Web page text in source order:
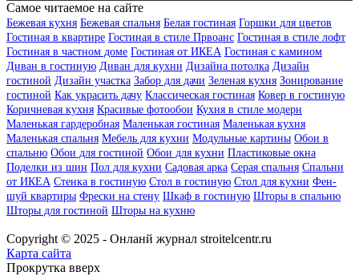
Самое читаемое на сайте
Бежевая кухня Бежевая спальня Белая гостиная Горшки для цветов
Гостиная в квартире Гостиная в стиле Првоанс Гостиная в стиле лофт
Гостиная в частном доме Гостиная от ИКЕА Гостиная с камином
Диван в гостиную Диван для кухни Дизайна потолка Дизайн
гостиной Дизайн участка Забор для дачи Зеленая кухня Зонирование
гостиной Как украсить дачу Классическая гостиная Ковер в гостиную
Коричневая кухня Красивые фотообои Кухня в стиле модерн
Маленькая гардеробная Маленькая гостиная Маленькая кухня
Маленькая спальня Мебель для кухни Модульные картины Обои в
спальню Обои для гостиной Обои для кухни Пластиковые окна
Поделки из шин Пол для кухни Садовая арка Серая спальня Спальни
от ИКЕА Стенка в гостиную Стол в гостиную Стол для кухни Фен-
шуй квартиры Фрески на стену Шкаф в гостиную Шторы в спальню
Шторы для гостиной Шторы на кухню
Copyright © 2025 - Онланй журнал stroitelcentr.ru
Карта сайта
Прокрутка вверх